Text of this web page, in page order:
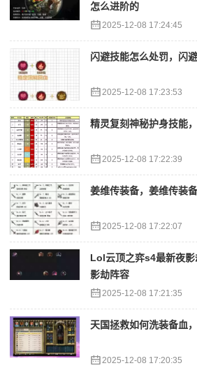
怎么进阶的
2025-12-08 17:24:45
闪避技能怎么处罚，闪
2025-12-08 17:23:53
精灵复刻神秘护身技能
2025-12-08 17:22:39
姜维传装备，姜维传装
2025-12-08 17:22:07
Lol云顶之弈s4最新夜
影劫阵容
2025-12-08 17:21:35
天国拯救如何洗装备血
2025-12-08 17:20:35